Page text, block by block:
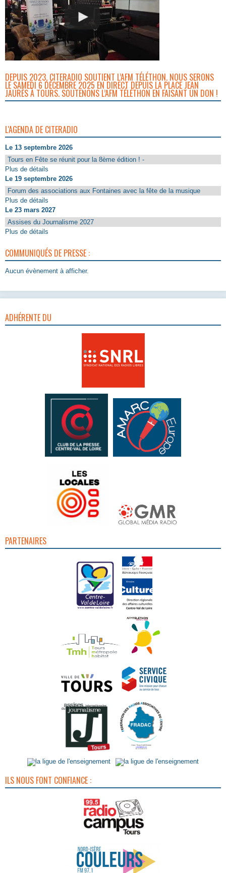
DEPUIS 2023, CITERADIO SOUTIENT L’AFM TÉLÉTHON. NOUS SERONS
LE SAMEDI 6 DÉCEMBRE 2025 EN DIRECT DEPUIS LA PLACE JEAN
JAURÈS À TOURS. SOUTENONS L’AFM TÉLÉTHON EN FAISANT UN DON !
L'AGENDA DE CITERADIO
Le 13 septembre 2026
Tours en Fête se réunit pour la 8ème édition ! -
Plus de détails
Le 19 septembre 2026
Forum des associations aux Fontaines avec la fête de la musique
Plus de détails
Le 23 mars 2027
Assises du Journalisme 2027
Plus de détails
COMMUNIQUÉS DE PRESSE :
Aucun évènement à afficher.
ADHÉRENTE DU
PARTENAIRES
ILS NOUS FONT CONFIANCE :